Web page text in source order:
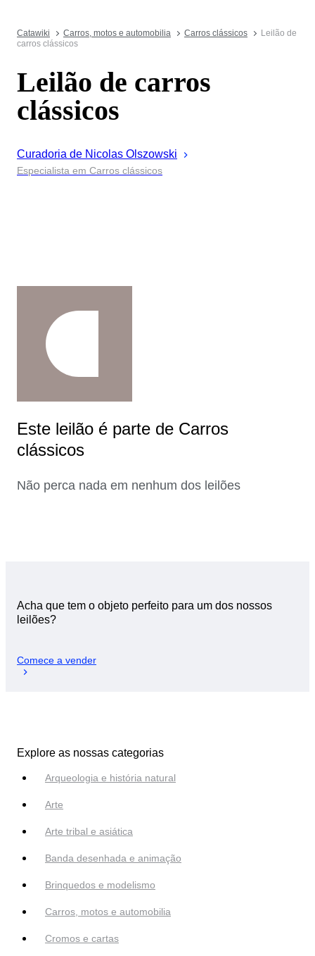
Catawiki Carros, motos e automobilia Carros clássicos
Leilão de
carros clássicos
Leilão de carros
clássicos
Curadoria de Nicolas Olszowski
Especialista em Carros clássicos
Este leilão é parte de Carros
clássicos
Não perca nada em nenhum dos leilões
Acha que tem o objeto perfeito para um dos nossos
leilões?
Comece a vender
Explore as nossas categorias
Arqueologia e história natural
Arte
Arte tribal e asiática
Banda desenhada e animação
Brinquedos e modelismo
Carros, motos e automobilia
Cromos e cartas